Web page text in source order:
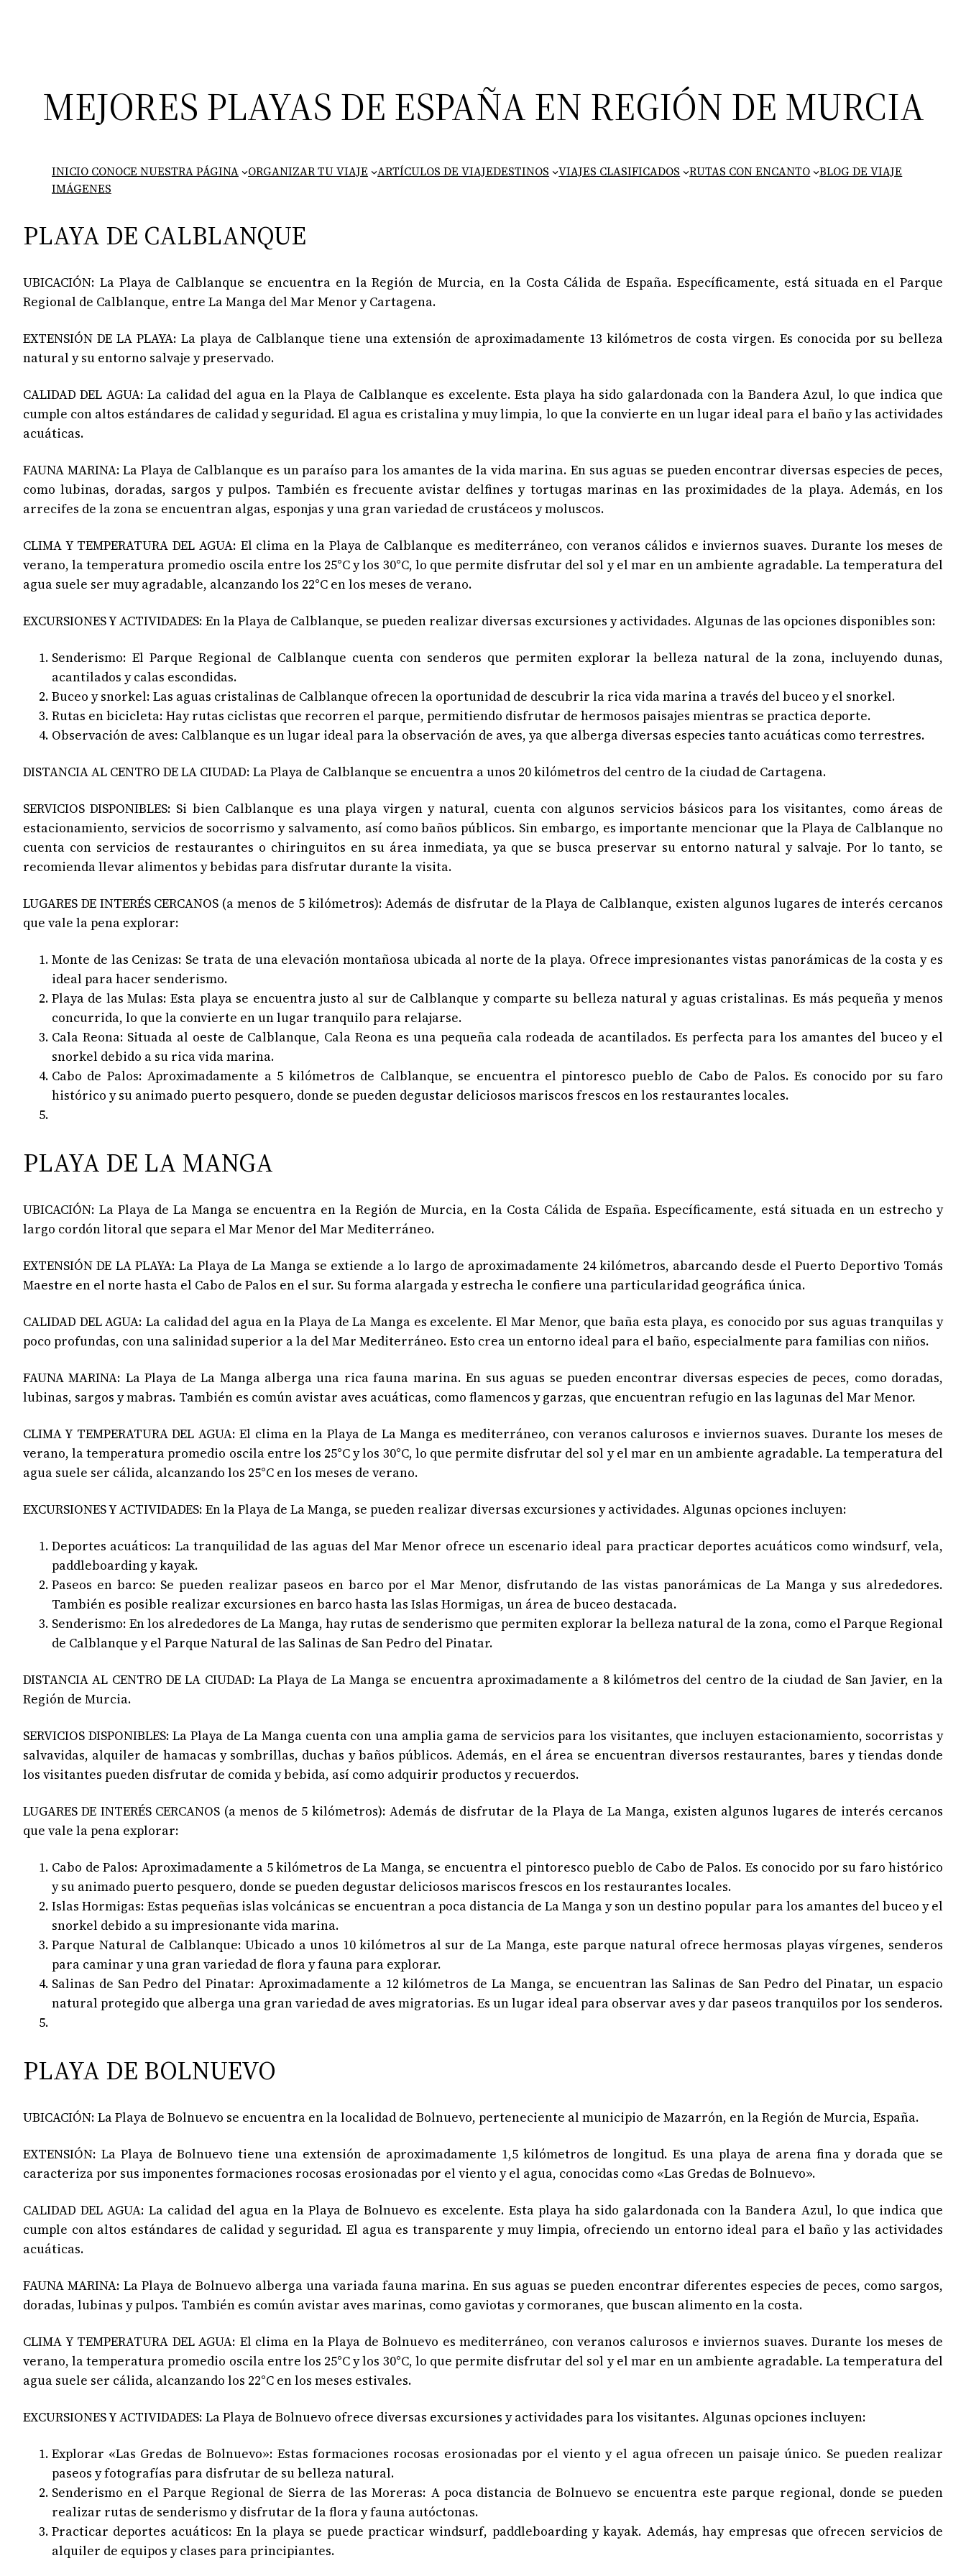
MEJORES PLAYAS DE ESPAÑA EN REGIÓN DE MURCIA
INICIO CONOCE NUESTRA PÁGINA ORGANIZAR TU VIAJE ARTÍCULOS DE VIAJEDESTINOS VIAJES CLASIFICADOS RUTAS CON ENCANTO
BLOG DE VIAJE
IMÁGENES
PLAYA DE CALBLANQUE
UBICACIÓN: La Playa de Calblanque se encuentra en la Región de Murcia, en la Costa Cálida de España. Específicamente, está situada en el Parque
Regional de Calblanque, entre La Manga del Mar Menor y Cartagena.
EXTENSIÓN DE LA PLAYA: La playa de Calblanque tiene una extensión de aproximadamente 13 kilómetros de costa virgen. Es conocida por su belleza
natural y su entorno salvaje y preservado.
CALIDAD DEL AGUA: La calidad del agua en la Playa de Calblanque es excelente. Esta playa ha sido galardonada con la Bandera Azul, lo que indica que
cumple con altos estándares de calidad y seguridad. El agua es cristalina y muy limpia, lo que la convierte en un lugar ideal para el baño y las actividades
acuáticas.
FAUNA MARINA: La Playa de Calblanque es un paraíso para los amantes de la vida marina. En sus aguas se pueden encontrar diversas especies de peces,
como lubinas, doradas, sargos y pulpos. También es frecuente avistar delfines y tortugas marinas en las proximidades de la playa. Además, en los
arrecifes de la zona se encuentran algas, esponjas y una gran variedad de crustáceos y moluscos.
CLIMA Y TEMPERATURA DEL AGUA: El clima en la Playa de Calblanque es mediterráneo, con veranos cálidos e inviernos suaves. Durante los meses de
verano, la temperatura promedio oscila entre los 25°C y los 30°C, lo que permite disfrutar del sol y el mar en un ambiente agradable. La temperatura del
agua suele ser muy agradable, alcanzando los 22°C en los meses de verano.
EXCURSIONES Y ACTIVIDADES: En la Playa de Calblanque, se pueden realizar diversas excursiones y actividades. Algunas de las opciones disponibles son:
Senderismo: El Parque Regional de Calblanque cuenta con senderos que permiten explorar la belleza natural de la zona, incluyendo dunas,
acantilados y calas escondidas.
Buceo y snorkel: Las aguas cristalinas de Calblanque ofrecen la oportunidad de descubrir la rica vida marina a través del buceo y el snorkel.
Rutas en bicicleta: Hay rutas ciclistas que recorren el parque, permitiendo disfrutar de hermosos paisajes mientras se practica deporte.
Observación de aves: Calblanque es un lugar ideal para la observación de aves, ya que alberga diversas especies tanto acuáticas como terrestres.
DISTANCIA AL CENTRO DE LA CIUDAD: La Playa de Calblanque se encuentra a unos 20 kilómetros del centro de la ciudad de Cartagena.
SERVICIOS DISPONIBLES: Si bien Calblanque es una playa virgen y natural, cuenta con algunos servicios básicos para los visitantes, como áreas de
estacionamiento, servicios de socorrismo y salvamento, así como baños públicos. Sin embargo, es importante mencionar que la Playa de Calblanque no
cuenta con servicios de restaurantes o chiringuitos en su área inmediata, ya que se busca preservar su entorno natural y salvaje. Por lo tanto, se
recomienda llevar alimentos y bebidas para disfrutar durante la visita.
LUGARES DE INTERÉS CERCANOS (a menos de 5 kilómetros): Además de disfrutar de la Playa de Calblanque, existen algunos lugares de interés cercanos
que vale la pena explorar:
Monte de las Cenizas: Se trata de una elevación montañosa ubicada al norte de la playa. Ofrece impresionantes vistas panorámicas de la costa y es
ideal para hacer senderismo.
Playa de las Mulas: Esta playa se encuentra justo al sur de Calblanque y comparte su belleza natural y aguas cristalinas. Es más pequeña y menos
concurrida, lo que la convierte en un lugar tranquilo para relajarse.
Cala Reona: Situada al oeste de Calblanque, Cala Reona es una pequeña cala rodeada de acantilados. Es perfecta para los amantes del buceo y el
snorkel debido a su rica vida marina.
Cabo de Palos: Aproximadamente a 5 kilómetros de Calblanque, se encuentra el pintoresco pueblo de Cabo de Palos. Es conocido por su faro
histórico y su animado puerto pesquero, donde se pueden degustar deliciosos mariscos frescos en los restaurantes locales.
PLAYA DE LA MANGA
UBICACIÓN: La Playa de La Manga se encuentra en la Región de Murcia, en la Costa Cálida de España. Específicamente, está situada en un estrecho y
largo cordón litoral que separa el Mar Menor del Mar Mediterráneo.
EXTENSIÓN DE LA PLAYA: La Playa de La Manga se extiende a lo largo de aproximadamente 24 kilómetros, abarcando desde el Puerto Deportivo Tomás
Maestre en el norte hasta el Cabo de Palos en el sur. Su forma alargada y estrecha le confiere una particularidad geográfica única.
CALIDAD DEL AGUA: La calidad del agua en la Playa de La Manga es excelente. El Mar Menor, que baña esta playa, es conocido por sus aguas tranquilas y
poco profundas, con una salinidad superior a la del Mar Mediterráneo. Esto crea un entorno ideal para el baño, especialmente para familias con niños.
FAUNA MARINA: La Playa de La Manga alberga una rica fauna marina. En sus aguas se pueden encontrar diversas especies de peces, como doradas,
lubinas, sargos y mabras. También es común avistar aves acuáticas, como flamencos y garzas, que encuentran refugio en las lagunas del Mar Menor.
CLIMA Y TEMPERATURA DEL AGUA: El clima en la Playa de La Manga es mediterráneo, con veranos calurosos e inviernos suaves. Durante los meses de
verano, la temperatura promedio oscila entre los 25°C y los 30°C, lo que permite disfrutar del sol y el mar en un ambiente agradable. La temperatura del
agua suele ser cálida, alcanzando los 25°C en los meses de verano.
EXCURSIONES Y ACTIVIDADES: En la Playa de La Manga, se pueden realizar diversas excursiones y actividades. Algunas opciones incluyen:
Deportes acuáticos: La tranquilidad de las aguas del Mar Menor ofrece un escenario ideal para practicar deportes acuáticos como windsurf, vela,
paddleboarding y kayak.
Paseos en barco: Se pueden realizar paseos en barco por el Mar Menor, disfrutando de las vistas panorámicas de La Manga y sus alrededores.
También es posible realizar excursiones en barco hasta las Islas Hormigas, un área de buceo destacada.
Senderismo: En los alrededores de La Manga, hay rutas de senderismo que permiten explorar la belleza natural de la zona, como el Parque Regional
de Calblanque y el Parque Natural de las Salinas de San Pedro del Pinatar.
DISTANCIA AL CENTRO DE LA CIUDAD: La Playa de La Manga se encuentra aproximadamente a 8 kilómetros del centro de la ciudad de San Javier, en la
Región de Murcia.
SERVICIOS DISPONIBLES: La Playa de La Manga cuenta con una amplia gama de servicios para los visitantes, que incluyen estacionamiento, socorristas y
salvavidas, alquiler de hamacas y sombrillas, duchas y baños públicos. Además, en el área se encuentran diversos restaurantes, bares y tiendas donde
los visitantes pueden disfrutar de comida y bebida, así como adquirir productos y recuerdos.
LUGARES DE INTERÉS CERCANOS (a menos de 5 kilómetros): Además de disfrutar de la Playa de La Manga, existen algunos lugares de interés cercanos
que vale la pena explorar:
Cabo de Palos: Aproximadamente a 5 kilómetros de La Manga, se encuentra el pintoresco pueblo de Cabo de Palos. Es conocido por su faro histórico
y su animado puerto pesquero, donde se pueden degustar deliciosos mariscos frescos en los restaurantes locales.
Islas Hormigas: Estas pequeñas islas volcánicas se encuentran a poca distancia de La Manga y son un destino popular para los amantes del buceo y el
snorkel debido a su impresionante vida marina.
Parque Natural de Calblanque: Ubicado a unos 10 kilómetros al sur de La Manga, este parque natural ofrece hermosas playas vírgenes, senderos
para caminar y una gran variedad de flora y fauna para explorar.
Salinas de San Pedro del Pinatar: Aproximadamente a 12 kilómetros de La Manga, se encuentran las Salinas de San Pedro del Pinatar, un espacio
natural protegido que alberga una gran variedad de aves migratorias. Es un lugar ideal para observar aves y dar paseos tranquilos por los senderos.
PLAYA DE BOLNUEVO
UBICACIÓN: La Playa de Bolnuevo se encuentra en la localidad de Bolnuevo, perteneciente al municipio de Mazarrón, en la Región de Murcia, España.
EXTENSIÓN: La Playa de Bolnuevo tiene una extensión de aproximadamente 1,5 kilómetros de longitud. Es una playa de arena fina y dorada que se
caracteriza por sus imponentes formaciones rocosas erosionadas por el viento y el agua, conocidas como «Las Gredas de Bolnuevo».
CALIDAD DEL AGUA: La calidad del agua en la Playa de Bolnuevo es excelente. Esta playa ha sido galardonada con la Bandera Azul, lo que indica que
cumple con altos estándares de calidad y seguridad. El agua es transparente y muy limpia, ofreciendo un entorno ideal para el baño y las actividades
acuáticas.
FAUNA MARINA: La Playa de Bolnuevo alberga una variada fauna marina. En sus aguas se pueden encontrar diferentes especies de peces, como sargos,
doradas, lubinas y pulpos. También es común avistar aves marinas, como gaviotas y cormoranes, que buscan alimento en la costa.
CLIMA Y TEMPERATURA DEL AGUA: El clima en la Playa de Bolnuevo es mediterráneo, con veranos calurosos e inviernos suaves. Durante los meses de
verano, la temperatura promedio oscila entre los 25°C y los 30°C, lo que permite disfrutar del sol y el mar en un ambiente agradable. La temperatura del
agua suele ser cálida, alcanzando los 22°C en los meses estivales.
EXCURSIONES Y ACTIVIDADES: La Playa de Bolnuevo ofrece diversas excursiones y actividades para los visitantes. Algunas opciones incluyen:
Explorar «Las Gredas de Bolnuevo»: Estas formaciones rocosas erosionadas por el viento y el agua ofrecen un paisaje único. Se pueden realizar
paseos y fotografías para disfrutar de su belleza natural.
Senderismo en el Parque Regional de Sierra de las Moreras: A poca distancia de Bolnuevo se encuentra este parque regional, donde se pueden
realizar rutas de senderismo y disfrutar de la flora y fauna autóctonas.
Practicar deportes acuáticos: En la playa se puede practicar windsurf, paddleboarding y kayak. Además, hay empresas que ofrecen servicios de
alquiler de equipos y clases para principiantes.